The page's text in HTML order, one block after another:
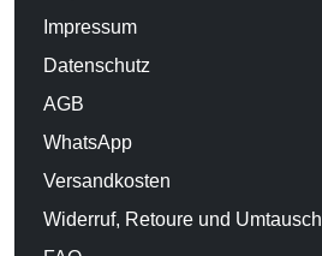
Impressum
Datenschutz
AGB
WhatsApp
Versandkosten
Widerruf, Retoure und Umtausch